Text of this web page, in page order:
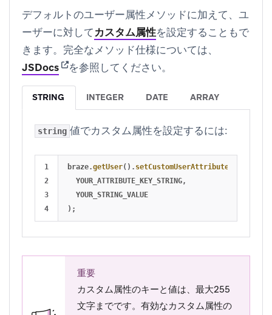
デフォルトのユーザー属性メソッドに加えて、ユ
ーザーに対してカスタム属性を設定することもで
きます。完全なメソッド仕様については、
JSDocs(opens in new tab)
を参照してください。
STRING INTEGER DATE ARRAY
string 値でカスタム属性を設定するには:
1
2
3
braze.getUser(). setCustomUserAttribute
YOUR_ATTRIBUTE_KEY_STRING,
YOUR_STRING_VALUE
);
重要
カスタム属性のキーと値は、最大255
文字までです。有効なカスタム属性の